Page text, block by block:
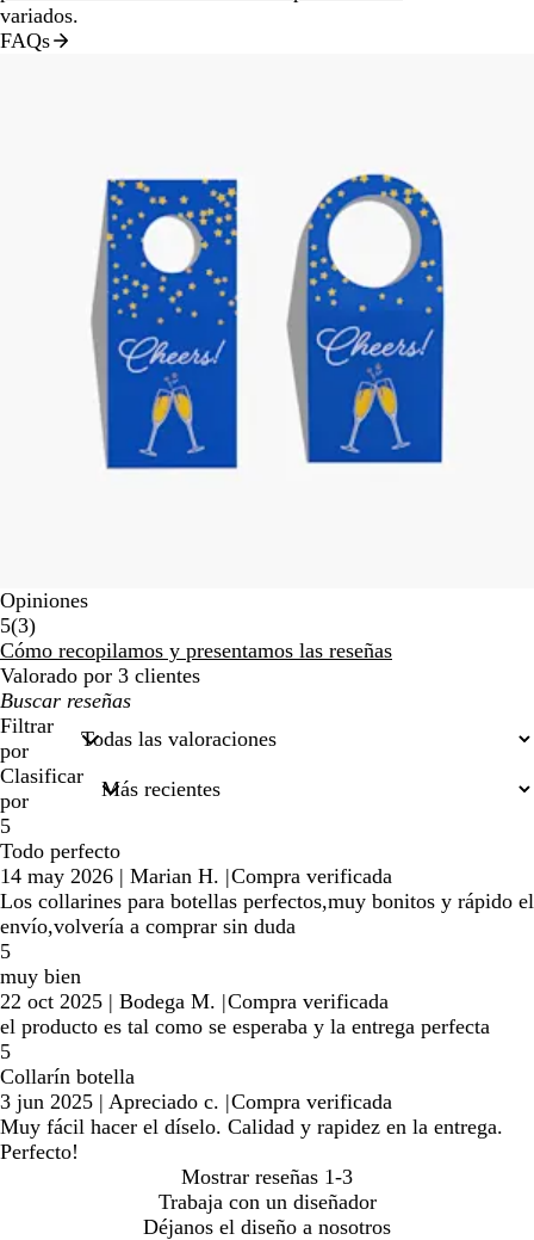
variados.
FAQs
Opiniones
5(33
reseñas
)
Cómo recopilamos y presentamos las reseñas
Valorado por 3 clientes
Mis
búsquedas
Filtrar
por
Clasificar
por
5
Todo perfecto
14 may 2026 | Marian H. |Compra verificada
Los collarines para botellas perfectos,muy bonitos y rápido el
envío,volvería a comprar sin duda
5
muy bien
22 oct 2025 | Bodega M. |Compra verificada
el producto es tal como se esperaba y la entrega perfecta
5
Collarín botella
3 jun 2025 | Apreciado c. |Compra verificada
Muy fácil hacer el díselo. Calidad y rapidez en la entrega.
Perfecto!
Mostrar reseñas 1-3
Trabaja con un diseñador
Déjanos el diseño a nosotros